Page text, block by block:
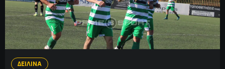
ΔΕΙΛΙΝΑ